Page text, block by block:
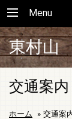
Menu
東村山
交通案
ホーム » 交通案